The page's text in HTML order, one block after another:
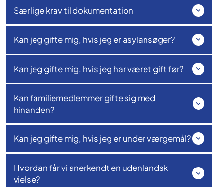
Særlige krav til dokumentation
Kan jeg gifte mig, hvis jeg er asylansøger?
Kan jeg gifte mig, hvis jeg har været gift før?
Kan familiemedlemmer gifte sig med
hinanden?
Kan jeg gifte mig, hvis jeg er under værgemål?
Hvordan får vi anerkendt en udenlandsk
vielse?